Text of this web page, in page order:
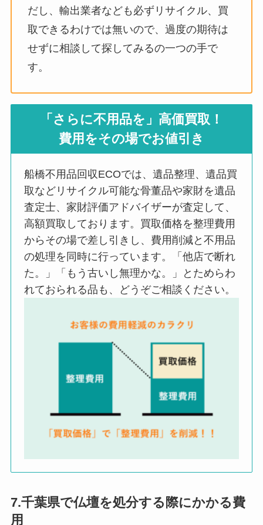
だし、輸出業者なども必ずリサイクル、買
取できるわけでは無いので、過度の期待は
せずに相談して探してみるの一つの手で
す。
「さらに不用品を」高価買取！
費用をその場でお値引き
船橋不用品回収ECOでは、遺品整理、遺品買
取などリサイクル可能な骨董品や家財を遺品
査定士、家財評価アドバイザーが査定して、
高額買取しております。買取価格を整理費用
からその場で差し引きし、費用削減と不用品
の処理を同時に行っています。「他店で断れ
た。」「もう古いし無理かな。」とためらわ
れておられる品も、どうぞご相談ください。
7.千葉県で仏壇を処分する際にかかる費
用